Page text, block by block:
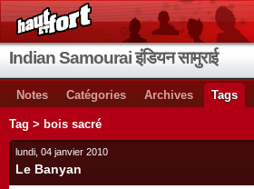
Indian Samourai इंडियन सामुराई
Notes Catégories Archives Tags
Tag > bois sacré
lundi, 04 janvier 2010
Le Banyan